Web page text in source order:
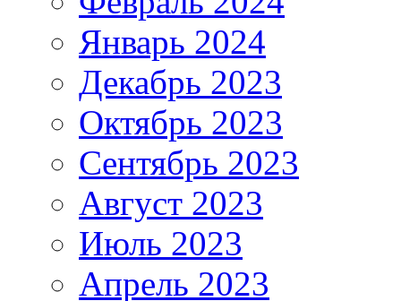
Январь 2024
Декабрь 2023
Октябрь 2023
Сентябрь 2023
Август 2023
Июль 2023
Апрель 2023